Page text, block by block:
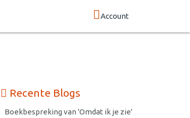
Account
Recente Blogs
Boekbespreking van 'Omdat ik je zie'